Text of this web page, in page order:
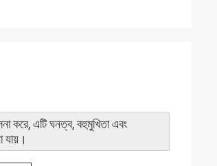
করে, এটি ঘনত্ব, বহুমুখিতা এবং
যায়।